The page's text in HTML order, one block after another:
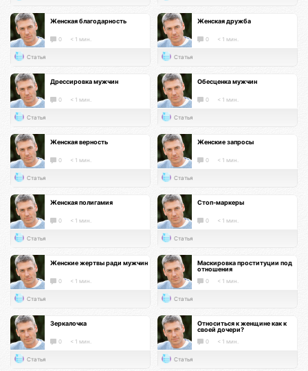
Женская благодарность
0 < 1 мин.
Статья
Женская дружба
0 < 1 мин.
Статья
Дрессировка мужчин
0 < 1 мин.
Статья
Обесценка мужчин
0 < 1 мин.
Статья
Женская верность
0 < 1 мин.
Статья
Женские запросы
0 < 1 мин.
Статья
Женская полигамия
0 < 1 мин.
Статья
Стоп-маркеры
0 < 1 мин.
Статья
Женские жертвы ради мужчин
0 < 1 мин.
Статья
Маскировка проституции под
отношения
0 < 1 мин.
Статья
Зеркалочка
0 < 1 мин.
Статья
Относиться к женщине как к
своей дочери?
0 < 1 мин.
Статья